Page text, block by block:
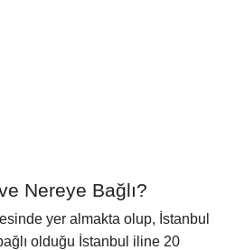
Nereye Bağlı?
yer almakta olup, İstanbul
olduğu İstanbul iline 20